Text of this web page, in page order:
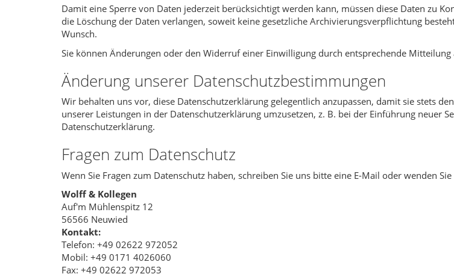
Damit eine Sperre von Daten jederzeit berücksichtigt werden kann, müssen diese Daten zu
die Löschung der Daten verlangen, soweit keine gesetzliche Archivierungsverpflichtung
Wunsch.
Sie können Änderungen oder den Widerruf einer Einwilligung durch entsprechende
Änderung unserer Datenschutzbestimmungen
Wir behalten uns vor, diese Datenschutzerklärung gelegentlich anzupassen, damit sie stets
unserer Leistungen in der Datenschutzerklärung umzusetzen, z. B. bei der Einführung neuer
Datenschutzerklärung.
Fragen zum Datenschutz
Wenn Sie Fragen zum Datenschutz haben, schreiben Sie uns bitte eine E-Mail oder wenden
Wolff & Kollegen
Auf'm Mühlenspitz 12
56566 Neuwied
Kontakt:
Telefon: +49 02622 972052
Mobil: +49 0171 4026060
Fax: +49 02622 972053